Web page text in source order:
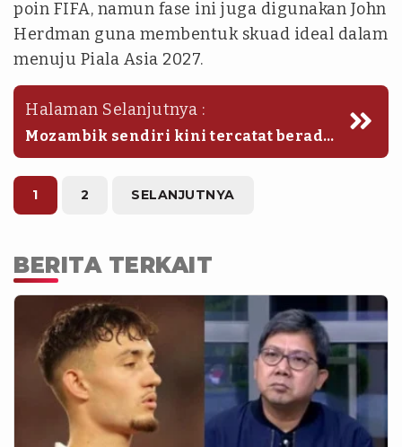
poin FIFA, namun fase ini juga digunakan John
Herdman guna membentuk skuad ideal dalam
menuju Piala Asia 2027.
Halaman Selanjutnya :
‎Mozambik sendiri kini tercatat berada
di atas Timnas Indonesia, tepatnya
pada ranking ke-100 FIFA. Sedangkan
skuad Garuda berada di 122 dunia.‎
(igp/hfp)
1 2 SELANJUTNYA
BERITA TERKAIT